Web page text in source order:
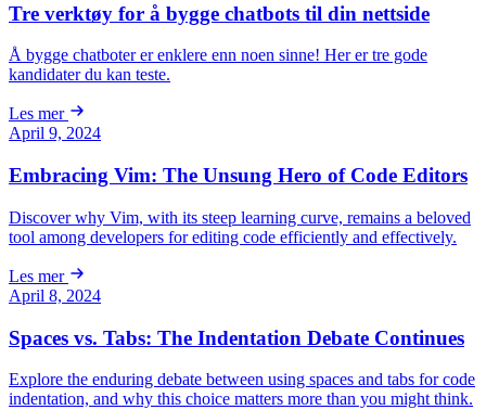
Tre verktøy for å bygge chatbots til din nettside
Å bygge chatboter er enklere enn noen sinne! Her er tre gode
kandidater du kan teste.
Les mer
April 9, 2024
Embracing Vim: The Unsung Hero of Code Editors
Discover why Vim, with its steep learning curve, remains a beloved
tool among developers for editing code efficiently and effectively.
Les mer
April 8, 2024
Spaces vs. Tabs: The Indentation Debate Continues
Explore the enduring debate between using spaces and tabs for code
indentation, and why this choice matters more than you might think.